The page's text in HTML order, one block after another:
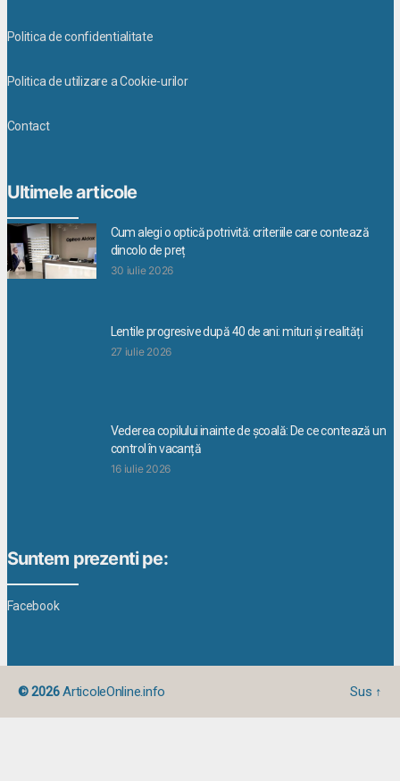
Politica de confidentialitate
Politica de utilizare a Cookie-urilor
Contact
Ultimele articole
Cum alegi o optică potrivită: criteriile care contează
dincolo de preț
30 iulie 2026
Lentile progresive după 40 de ani: mituri și realități
27 iulie 2026
Vederea copilului inainte de școală: De ce contează un
control în vacanță
16 iulie 2026
Suntem prezenti pe:
Facebook
© 2026ArticoleOnline.info Sus ↑